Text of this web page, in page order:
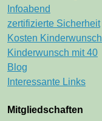
Infoabend
zertifizierte Sicherheit
Kosten Kinderwunsch
Kinderwunsch mit 40
Blog
Interessante Links
Mitgliedschaften